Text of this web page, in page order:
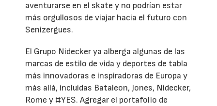
aventurarse en el skate y no podrían estar
más orgullosos de viajar hacia el futuro con
Senizergues.
El Grupo Nidecker ya alberga algunas de las
marcas de estilo de vida y deportes de tabla
más innovadoras e inspiradoras de Europa y
más allá, incluidas Bataleon, Jones, Nidecker,
Rome y #YES. Agregar el portafolio de